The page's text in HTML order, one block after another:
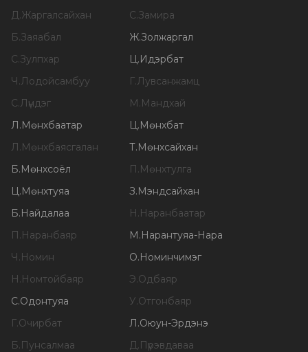
Д.Жаргалсайхан С.Замира
Б.Заяабал Ж.Золжаргал
С.Зулпхар Ц.Идэрбат
Ч.Лодойсамбуу Г.Лувсанжамц
С.Лүндэг М.Мандхай
Л.Мөнхбаатар Ц.Мөнхбат
Л.Мөнхбаясгалан Т.Мөнхсайхан
Б.Мөнхсоёл П.Мөнхтулга
Ц.Мөнхтуяа З.Мэндсайхан
Б.Найдалаа Н.Наранбаатар
П.Наранбаяр М.Нарантуяа-Нара
Ч.Номин О.Номинчимэг
Н.Номтойбаяр Э.Одбаяр
С.Одонтуяа У.Отгонбаяр
Г.Очирбат Л.Оюун-Эрдэнэ
Б.Пунсалмаа Д.Пүрэвдаваа